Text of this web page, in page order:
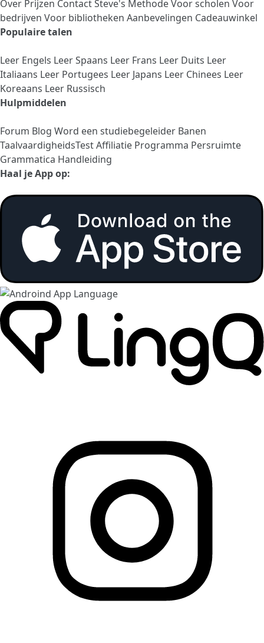
Over Prijzen ContactSteve's MethodeVoor scholen Voor
bedrijven Voor bibliotheken Aanbevelingen Cadeauwinkel
Populaire talen
Leer Engels Leer Spaans Leer Frans Leer Duits Leer
Italiaans Leer Portugees Leer Japans Leer Chinees Leer
Koreaans Leer Russisch
Hulpmiddelen
Forum Blog Word een studiebegeleider Banen
TaalvaardigheidsTestAffiliatie Programma Persruimte
Grammatica Handleiding
Haal je App op: